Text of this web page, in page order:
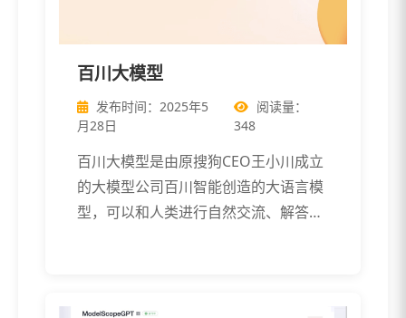
百川大模型
发布时间：2025年5
月28日
阅读量：
348
百川大模型是由原搜狗CEO王小川成立
的大模型公司百川智能创造的大语言模
型，可以和人类进行自然交流、解答问